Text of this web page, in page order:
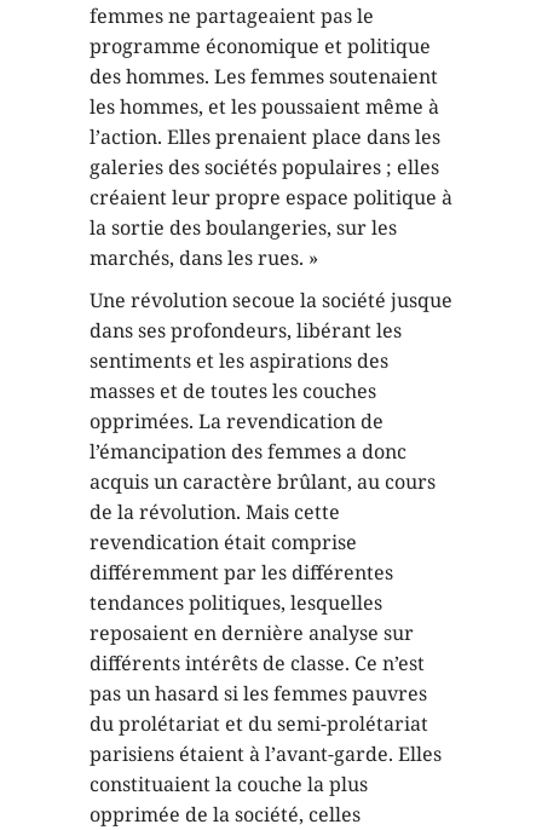
femmes ne partageaient pas le
programme économique et politique
des hommes. Les femmes soutenaient
les hommes, et les poussaient même à
l’action. Elles prenaient place dans les
galeries des sociétés populaires ; elles
créaient leur propre espace politique à
la sortie des boulangeries, sur les
marchés, dans les rues. »
Une révolution secoue la société jusque
dans ses profondeurs, libérant les
sentiments et les aspirations des
masses et de toutes les couches
opprimées. La revendication de
l’émancipation des femmes a donc
acquis un caractère brûlant, au cours
de la révolution. Mais cette
revendication était comprise
différemment par les différentes
tendances politiques, lesquelles
reposaient en dernière analyse sur
différents intérêts de classe. Ce n’est
pas un hasard si les femmes pauvres
du prolétariat et du semi-prolétariat
parisiens étaient à l’avant-garde. Elles
constituaient la couche la plus
opprimée de la société, celles